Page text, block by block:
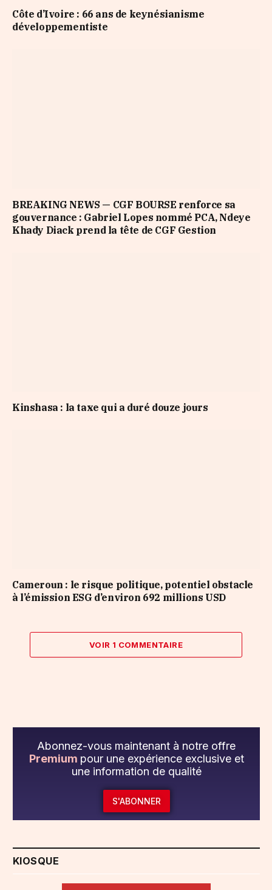
Côte d’Ivoire : 66 ans de keynésianisme
développementiste
BREAKING NEWS — CGF BOURSE renforce sa
gouvernance : Gabriel Lopes nommé PCA, Ndeye
Khady Diack prend la tête de CGF Gestion
Kinshasa : la taxe qui a duré douze jours
Cameroun : le risque politique, potentiel obstacle
à l’émission ESG d’environ 692 millions USD
VOIR 1 COMMENTAIRE
Abonnez-vous maintenant à notre offre
Premium pour une expérience exclusive et
une information de qualité
S'ABONNER
KIOSQUE